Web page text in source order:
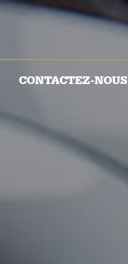
CONTACTEZ-NOUS